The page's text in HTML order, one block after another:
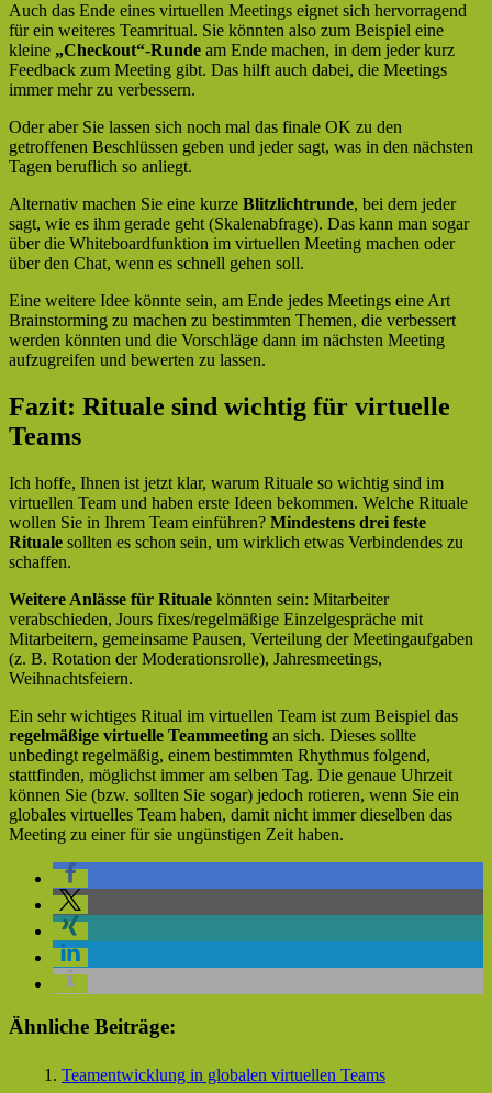
Auch das Ende eines virtuellen Meetings eignet sich hervorragend
für ein weiteres Teamritual. Sie könnten also zum Beispiel eine
kleine „Checkout“-Runde am Ende machen, in dem jeder kurz
Feedback zum Meeting gibt. Das hilft auch dabei, die Meetings
immer mehr zu verbessern.
Oder aber Sie lassen sich noch mal das finale OK zu den
getroffenen Beschlüssen geben und jeder sagt, was in den nächsten
Tagen beruflich so anliegt.
Alternativ machen Sie eine kurze Blitzlichtrunde, bei dem jeder
sagt, wie es ihm gerade geht (Skalenabfrage). Das kann man sogar
über die Whiteboardfunktion im virtuellen Meeting machen oder
über den Chat, wenn es schnell gehen soll.
Eine weitere Idee könnte sein, am Ende jedes Meetings eine Art
Brainstorming zu machen zu bestimmten Themen, die verbessert
werden könnten und die Vorschläge dann im nächsten Meeting
aufzugreifen und bewerten zu lassen.
Fazit: Rituale sind wichtig für virtuelle
Teams
Ich hoffe, Ihnen ist jetzt klar, warum Rituale so wichtig sind im
virtuellen Team und haben erste Ideen bekommen. Welche Rituale
wollen Sie in Ihrem Team einführen? Mindestens drei feste
Rituale sollten es schon sein, um wirklich etwas Verbindendes zu
schaffen.
Weitere Anlässe für Rituale könnten sein: Mitarbeiter
verabschieden, Jours fixes/regelmäßige Einzelgespräche mit
Mitarbeitern, gemeinsame Pausen, Verteilung der Meetingaufgaben
(z. B. Rotation der Moderationsrolle), Jahresmeetings,
Weihnachtsfeiern.
Ein sehr wichtiges Ritual im virtuellen Team ist zum Beispiel das
regelmäßige virtuelle Teammeeting an sich. Dieses sollte
unbedingt regelmäßig, einem bestimmten Rhythmus folgend,
stattfinden, möglichst immer am selben Tag. Die genaue Uhrzeit
können Sie (bzw. sollten Sie sogar) jedoch rotieren, wenn Sie ein
globales virtuelles Team haben, damit nicht immer dieselben das
Meeting zu einer für sie ungünstigen Zeit haben.
Ähnliche Beiträge:
Teamentwicklung in globalen virtuellen Teams